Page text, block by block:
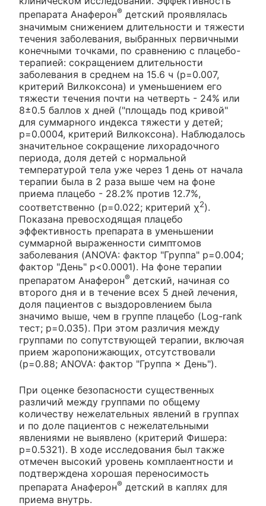
препарата Анаферон® детский проявлялась
значимым снижением длительности и тяжести
течения заболевания, выбранных первичными
конечными точками, по сравнению с плацебо-
терапией: сокращением длительности
заболевания в среднем на 15.6 ч (p=0.007,
критерий Вилкоксона) и уменьшением его
тяжести течения почти на четверть - 24% или
8±0.5 баллов х дней ("площадь под кривой"
для суммарного индекса тяжести у детей;
p=0.0004, критерий Вилкоксона). Наблюдалось
значительное сокращение лихорадочного
периода, доля детей с нормальной
температурой тела уже через 1 день от начала
терапии была в 2 раза выше чем на фоне
приема плацебо - 28.2% против 12.7%,
соответственно (р=0.022; критерий χ2).
Показана превосходящая плацебо
эффективность препарата в уменьшении
суммарной выраженности симптомов
заболевания (ANOVA: фактор "Группа" p=0.004;
фактор "День" p<0.0001). На фоне терапии
препаратом Анаферон® детский, начиная со
второго дня и в течение всех 5 дней лечения,
доля пациентов с выздоровлением была
значимо выше, чем в группе плацебо (Log-rank
тест; p=0.035). При этом различия между
группами по сопутствующей терапии, включая
прием жаропонижающих, отсутствовали
(p=0.88; ANOVA: фактор "Группа × День").
При оценке безопасности существенных
различий между группами по общему
количеству нежелательных явлений в группах
и по доле пациентов с нежелательными
явлениями не выявлено (критерий Фишера:
p=0.5321). В ходе исследования был также
отмечен высокий уровень комплаентности и
подтверждена хорошая переносимость
препарата Анаферон® детский в каплях для
приема внутрь.